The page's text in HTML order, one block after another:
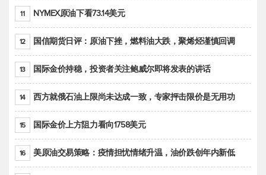
11 NYMEX原油下看73.14美元
12 国信期货日评：原油下挫，燃料油大跌，聚烯烃谨慎回调
13 国际金价持稳，投资者关注鲍威尔即将发表的讲话
14 西方就俄石油上限尚未达成一致，专家抨击限价是无用功
15 国际金价上方阻力看向1758美元
16 美原油交易策略：疫情担忧情绪升温，油价跌创年内新低